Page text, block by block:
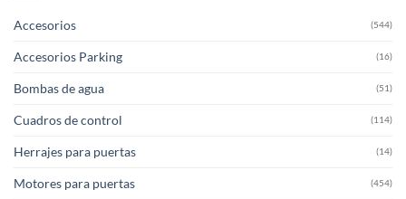
Accesorios (544)
Accesorios Parking (16)
Bombas de agua (51)
Cuadros de control (114)
Herrajes para puertas (14)
Motores para puertas (454)